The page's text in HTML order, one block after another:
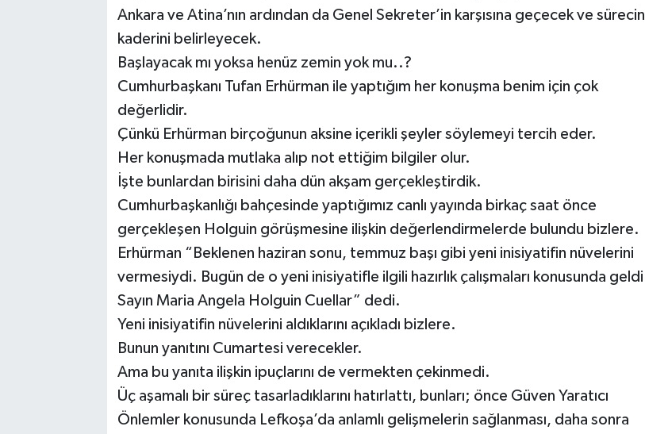
Ankara ve Atina’nın ardından da Genel Sekreter’in karşısına geçecek ve sürecin
kaderini belirleyecek.
Başlayacak mı yoksa henüz zemin yok mu..?
Cumhurbaşkanı Tufan Erhürman ile yaptığım her konuşma benim için çok
değerlidir.
Çünkü Erhürman birçoğunun aksine içerikli şeyler söylemeyi tercih eder.
Her konuşmada mutlaka alıp not ettiğim bilgiler olur.
İşte bunlardan birisini daha dün akşam gerçekleştirdik.
Cumhurbaşkanlığı bahçesinde yaptığımız canlı yayında birkaç saat önce
gerçekleşen Holguin görüşmesine ilişkin değerlendirmelerde bulundu bizlere.
Erhürman “Beklenen haziran sonu, temmuz başı gibi yeni inisiyatifin nüvelerini
vermesiydi. Bugün de o yeni inisiyatifle ilgili hazırlık çalışmaları konusunda geldi
Sayın Maria Angela Holguin Cuellar” dedi.
Yeni inisiyatifin nüvelerini aldıklarını açıkladı bizlere.
Bunun yanıtını Cumartesi verecekler.
Ama bu yanıta ilişkin ipuçlarını de vermekten çekinmedi.
Üç aşamalı bir süreç tasarladıklarını hatırlattı, bunları; önce Güven Yaratıcı
Önlemler konusunda Lefkoşa’da anlamlı gelişmelerin sağlanması, daha sonra